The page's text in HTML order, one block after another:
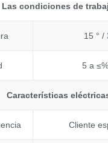
Las condiciones de
15 ° /
5 a
Características
Cliente